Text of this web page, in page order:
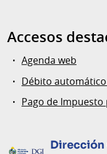
Accesos
Agenda web
Débito
Pago de
Dirección